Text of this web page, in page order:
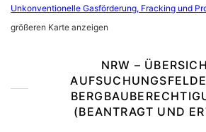
Unkonventionelle Gasförderung, Fracking und
größeren Karte anzeigen
NRW –
(BEANTRAGT UND